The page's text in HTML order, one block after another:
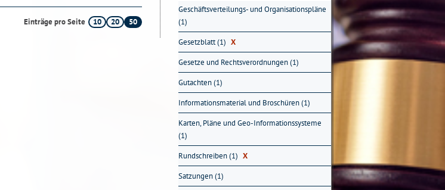
Einträge pro Seite 10 20 50
Geschäftsverteilungs- und Organisationspläne
(1)
Gesetzblatt (1) X
Gesetze und Rechtsverordnungen (1)
Gutachten (1)
Informationsmaterial und Broschüren (1)
Karten, Pläne und Geo-Informationssysteme
(1)
Rundschreiben (1) X
Satzungen (1)